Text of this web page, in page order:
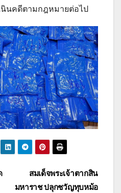
นินคดีตามกฎหมายต่อไป
สมเด็จพระเจ้าตากสิน
มหาราช ปลุกชวัญทุบหม้อ